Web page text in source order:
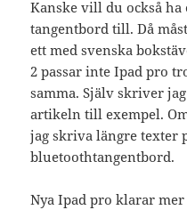
Kanske vill du också
tangentbord till. Då
ett med svenska
2 passar inte Ipad pro
samma. Själv skriver
artikeln till exempel.
jag skriva längre texter
bluetoothtangentbord.
Nya Ipad pro klarar